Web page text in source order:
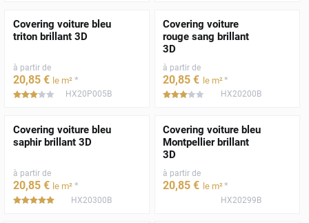
Covering voiture bleu
triton brillant 3D
à partir de
20,85 € le m² *
***** HX20P005B
Covering voiture
rouge sang brillant
3D
à partir de
20,85 € le m²*
***** HX20200B
Covering voiture bleu
saphir brillant 3D
à partir de
20,85 € le m² *
*****HX20300B
Covering voiture bleu
Montpellier brillant
3D
à partir de
20,85 € le m²*
HX20299B